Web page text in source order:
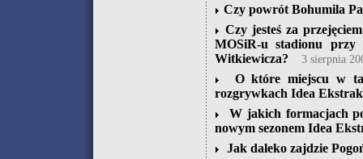
Czy powrót Bohumila
Czy jesteś za
MOSiR-u stadionu
Witkiewicza?
3 sierpnia
O które miejscu w
rozgrywkach Idea
W jakich formacjach
nowym sezonem Idea
Jak daleko zajdzie